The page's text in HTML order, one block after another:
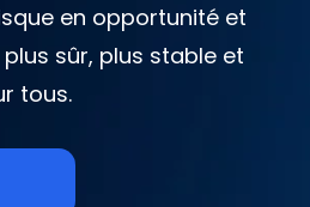
en opportunité et
sûr, plus stable et
tous.